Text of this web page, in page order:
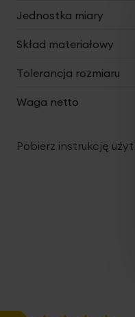
Jednostka miary
Skład materiałowy
Tolerancja rozmiaru
Waga netto
Pobierz instrukcję